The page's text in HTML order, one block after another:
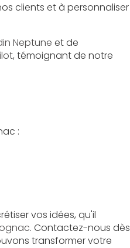
clients et à personnaliser
Neptune et de
, témoignant de notre
:
vos idées, qu'il
. Contactez-nous dès
transformer votre